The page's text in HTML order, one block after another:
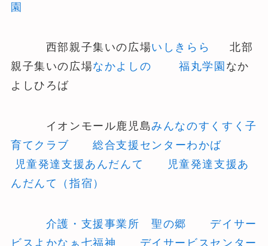
園
西部親子集いの広場いしきらら
北部
親子集いの広場なかよしの 福丸学園 なか
よしひろば
イオンモール鹿児島みんなのすくすく子
育てクラブ
総合支援センターわかば
児童発達支援あんだんて
児童発達支援あ
んだんて（指宿）
介護・支援事業所 聖の郷
デイサー
ビスよかなぁ七福神
デイサービスセンター